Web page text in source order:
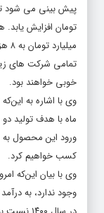
تمامی شرکت های
خوبی خواهند بود.
وی با اشاره به
ماه با هدف تولید
کسب خواهیم کرد.
وی با بیان‌ این‌که